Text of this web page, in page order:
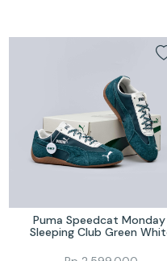
Puma Speedcat Monday
Sleeping Club Green